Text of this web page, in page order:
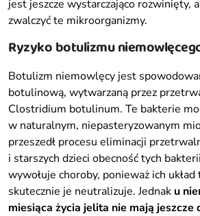
jest jeszcze wystarczająco rozwinięty,
zwalczyć te mikroorganizmy.
Ryzyko botulizmu
Botulizm niemowlęcy jest
botulinową, wytwarzaną przez
Clostridium botulinum. Te bakterie
w naturalnym, niepasteryzowanym
przeszedł procesu eliminacji
i starszych dzieci obecność tych
wywołuje choroby, ponieważ ich
skutecznie je neutralizuje. Jednak u
miesiąca życia jelita nie mają jeszcze